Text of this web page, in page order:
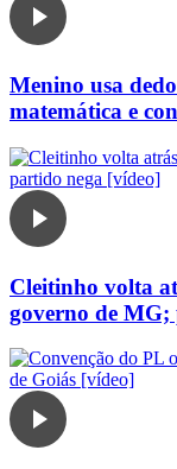
Menino usa
matemática e
Cleitinho volta
governo de